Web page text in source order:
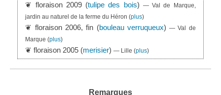
❦ floraison 2009 (tulipe des bois) — Val de Marque,
jardin au naturel de la ferme du Héron (plus)
❦ floraison 2006, fin (bouleau verruqueux)— Val de
Marque (plus)
❦ floraison 2005 (merisier)— Lille (plus)
Remarques